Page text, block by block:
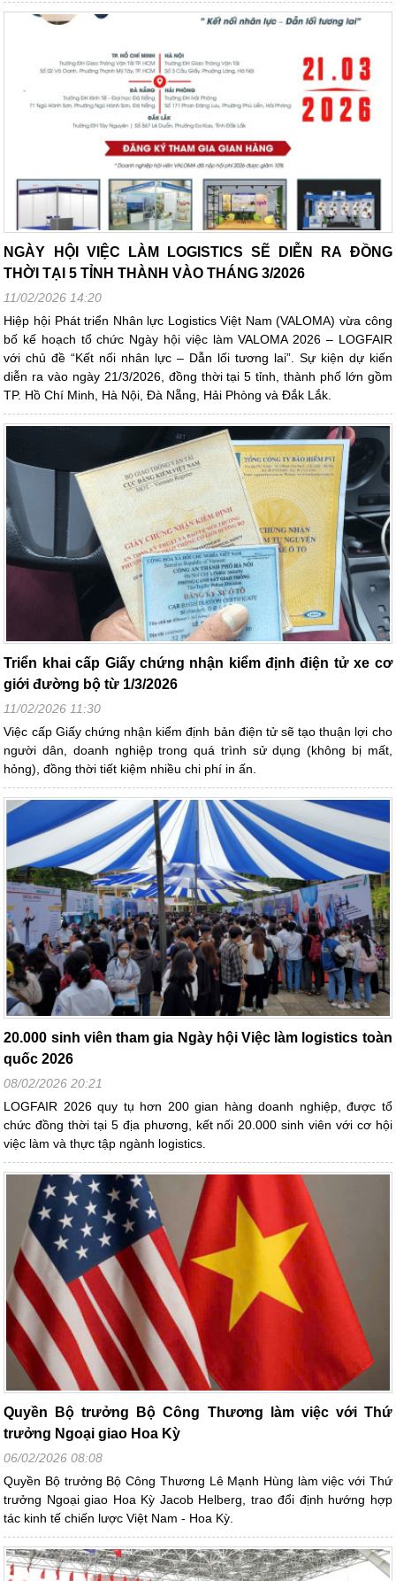
NGÀY HỘI VIỆC LÀM LOGISTICS SẼ DIỄN RA ĐỒNG
THỜI TẠI 5 TỈNH THÀNH VÀO THÁNG 3/2026
11/02/2026 14:20
Hiệp hội Phát triển Nhân lực Logistics Việt Nam (VALOMA) vừa công
bố kế hoạch tổ chức Ngày hội việc làm VALOMA 2026 – LOGFAIR
với chủ đề “Kết nối nhân lực – Dẫn lối tương lai”. Sự kiện dự kiến
diễn ra vào ngày 21/3/2026, đồng thời tại 5 tỉnh, thành phố lớn gồm
TP. Hồ Chí Minh, Hà Nội, Đà Nẵng, Hải Phòng và Đắk Lắk.
Triển khai cấp Giấy chứng nhận kiểm định điện tử xe cơ
giới đường bộ từ 1/3/2026
11/02/2026 11:30
Việc cấp Giấy chứng nhận kiểm định bản điện tử sẽ tạo thuận lợi cho
người dân, doanh nghiệp trong quá trình sử dụng (không bị mất,
hỏng), đồng thời tiết kiệm nhiều chi phí in ấn.
20.000 sinh viên tham gia Ngày hội Việc làm logistics toàn
quốc 2026
08/02/2026 20:21
LOGFAIR 2026 quy tụ hơn 200 gian hàng doanh nghiệp, được tổ
chức đồng thời tại 5 địa phương, kết nối 20.000 sinh viên với cơ hội
việc làm và thực tập ngành logistics.
Quyền Bộ trưởng Bộ Công Thương làm việc với Thứ
trưởng Ngoại giao Hoa Kỳ
06/02/2026 08:08
Quyền Bộ trưởng Bộ Công Thương Lê Mạnh Hùng làm việc với Thứ
trưởng Ngoại giao Hoa Kỳ Jacob Helberg, trao đổi định hướng hợp
tác kinh tế chiến lược Việt Nam - Hoa Kỳ.